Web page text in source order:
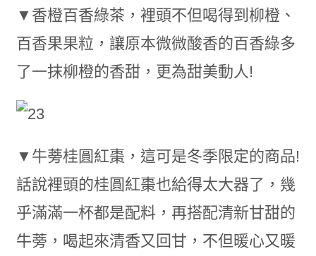
▼香橙百香綠茶，裡頭不但喝得到柳橙、
百香果果粒，讓原本微微酸香的百香綠多
了一抹柳橙的香甜，更為甜美動人!
▼牛蒡桂圓紅棗，這可是冬季限定的商品!
話說裡頭的桂圓紅棗也給得太大器了，幾
乎滿滿一杯都是配料，再搭配清新甘甜的
牛蒡，喝起來清香又回甘，不但暖心又暖